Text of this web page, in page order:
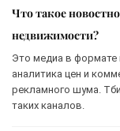
Что такое
недвижимости?
Это медиа в формате
аналитика цен и
рекламного шума.
таких каналов.